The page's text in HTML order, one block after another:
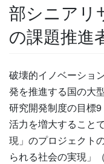
部シニアリ
の課題推進
破壊的イノベーショ
発を推進する国の大
研究開発制度の目標
活力を増大すること
現」のプロジェクト
られる社会の実現」